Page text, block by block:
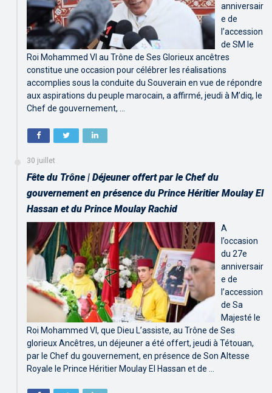
anniversair
e de
l’accession
de SM le
Roi Mohammed VI au Trône de Ses Glorieux ancêtres
constitue une occasion pour célébrer les réalisations
accomplies sous la conduite du Souverain en vue de répondre
aux aspirations du peuple marocain, a affirmé, jeudi à M’diq, le
Chef de gouvernement, …
30 juillet
Fête du Trône | Déjeuner offert par le Chef du
gouvernement en présence du Prince Héritier Moulay El
Hassan et du Prince Moulay Rachid
A
l’occasion
du 27e
anniversair
e de
l’accession
de Sa
Majesté le
Roi Mohammed VI, que Dieu L’assiste, au Trône de Ses
glorieux Ancêtres, un déjeuner a été offert, jeudi à Tétouan,
par le Chef du gouvernement, en présence de Son Altesse
Royale le Prince Héritier Moulay El Hassan et de …